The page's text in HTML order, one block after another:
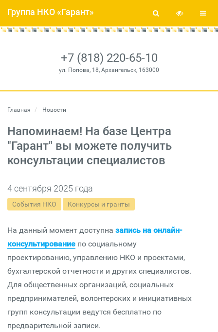
+7 (818) 220-65-10
ул. Попова, 18, Архангельск, 163000
Группа НКО «Гарант»
Главная Новости
Напоминаем! На базе Центра
"Гарант" вы можете получить
консультации специалистов
4 сентября 2025 года
События НКО Конкурсы и гранты
На данный момент доступна запись на онлайн-
консультирование по социальному
проектированию, управлению НКО и проектами,
бухгалтерской отчетности и других специалистов.
Для общественных организаций, социальных
предпринимателей, волонтерских и инициативных
групп консультации ведутся бесплатно по
предварительной записи.